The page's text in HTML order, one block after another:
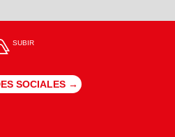
SUBIR
SOCIALES →